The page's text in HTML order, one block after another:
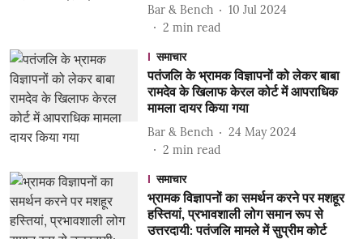
Bar & Bench
10 Jul 2024
2 min read
समाचार
पतंजलि के भ्रामक विज्ञापनों को लेकर बाबा
रामदेव के खिलाफ केरल कोर्ट में आपराधिक
मामला दायर किया गया
Bar & Bench
24 May 2024
2 min read
समाचार
भ्रामक विज्ञापनों का समर्थन करने पर मशहूर
हस्तियां, प्रभावशाली लोग समान रूप से
उत्तरदायी: पतंजलि मामले में सुप्रीम कोर्ट